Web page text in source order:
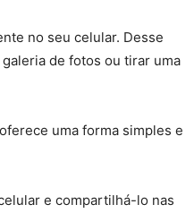
no seu celular. Desse
de fotos ou tirar uma
uma forma simples e
e compartilhá-lo nas